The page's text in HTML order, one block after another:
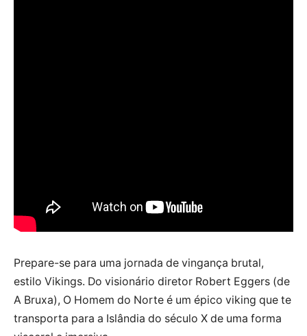
Prepare-se para uma jornada de vingança brutal,
estilo Vikings. Do visionário diretor Robert Eggers (de
A Bruxa), O Homem do Norte é um épico viking que te
transporta para a Islândia do século X de uma forma